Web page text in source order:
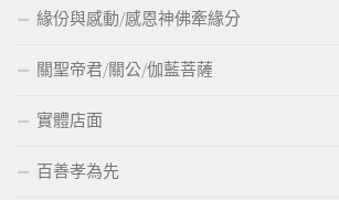
緣份與感動/感恩神佛牽緣分
關聖帝君/關公/伽藍菩薩
實體店面
百善孝為先